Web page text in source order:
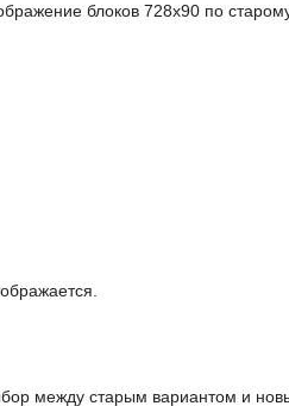
блоков 728x90 по
между старым вариантом и